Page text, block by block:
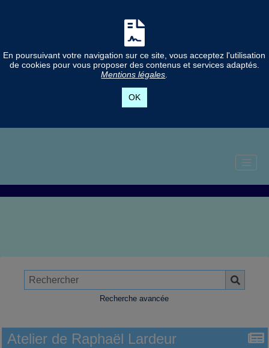
En poursuivant votre navigation sur ce site, vous acceptez l'utilisation
de cookies pour vous proposer des contenus et services adaptés.
Mentions légales
OK
Recherche avancée
Atelier de Raphaël Lardeur